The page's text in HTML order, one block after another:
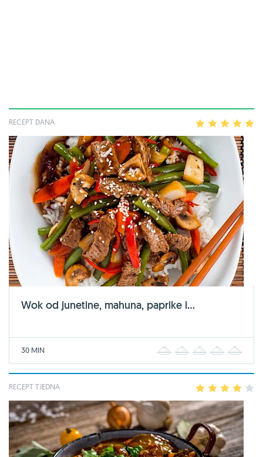
RECEPT DANA 2 3 4
Wok od junetine, mahuna, paprike i...
30 MIN 2 3 4
RECEPT TJEDNA 2 3 4